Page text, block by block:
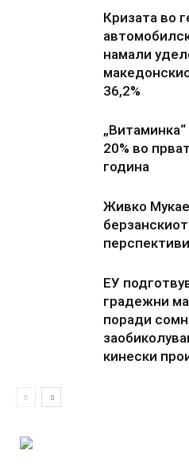
Кризата во
намали
36,2%
20% во
година
Живко
ЕУ
градежни
поради
кинески